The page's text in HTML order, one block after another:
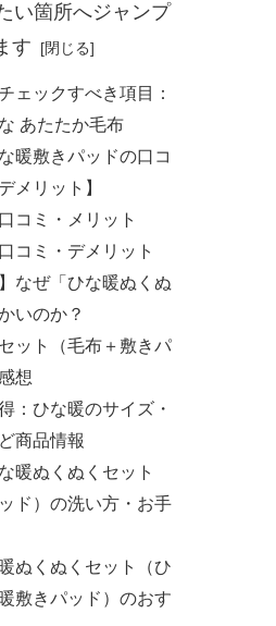
い箇所へジャンプ
す
ェックすべき項目：
あたたか毛布
暖敷きパッドの口コ
メリット】
コミ・メリット
コミ・デメリット
なぜ「ひな暖ぬくぬ
いのか？
ット（毛布＋敷きパ
想
：ひな暖のサイズ・
商品情報
暖ぬくぬくセット
ド）の洗い方・お手
ぬくぬくセット（ひ
敷きパッド）のおす